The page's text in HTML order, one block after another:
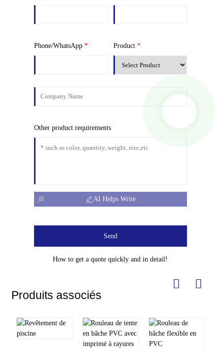
Phone/WhatsApp * Product *
Other product requirements
AI Helps Write
Send
How to get a quote quickly and in detail!
Produits associés